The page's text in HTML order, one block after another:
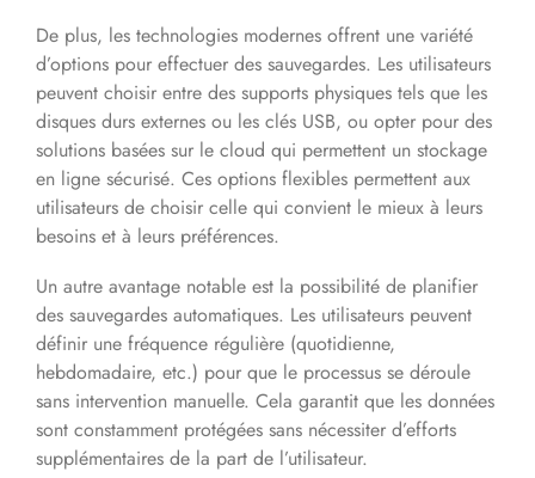
De plus, les technologies modernes offrent une variété
d’options pour effectuer des sauvegardes. Les utilisateurs
peuvent choisir entre des supports physiques tels que les
disques durs externes ou les clés USB, ou opter pour des
solutions basées sur le cloud qui permettent un stockage
en ligne sécurisé. Ces options flexibles permettent aux
utilisateurs de choisir celle qui convient le mieux à leurs
besoins et à leurs préférences.
Un autre avantage notable est la possibilité de planifier
des sauvegardes automatiques. Les utilisateurs peuvent
définir une fréquence régulière (quotidienne,
hebdomadaire, etc.) pour que le processus se déroule
sans intervention manuelle. Cela garantit que les données
sont constamment protégées sans nécessiter d’efforts
supplémentaires de la part de l’utilisateur.